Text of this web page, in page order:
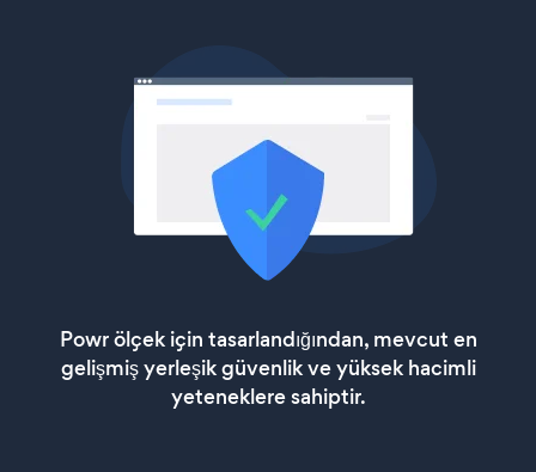
Powr ölçek için tasarlandığından, mevcut en
gelişmiş yerleşik güvenlik ve yüksek hacimli
yeteneklere sahiptir.